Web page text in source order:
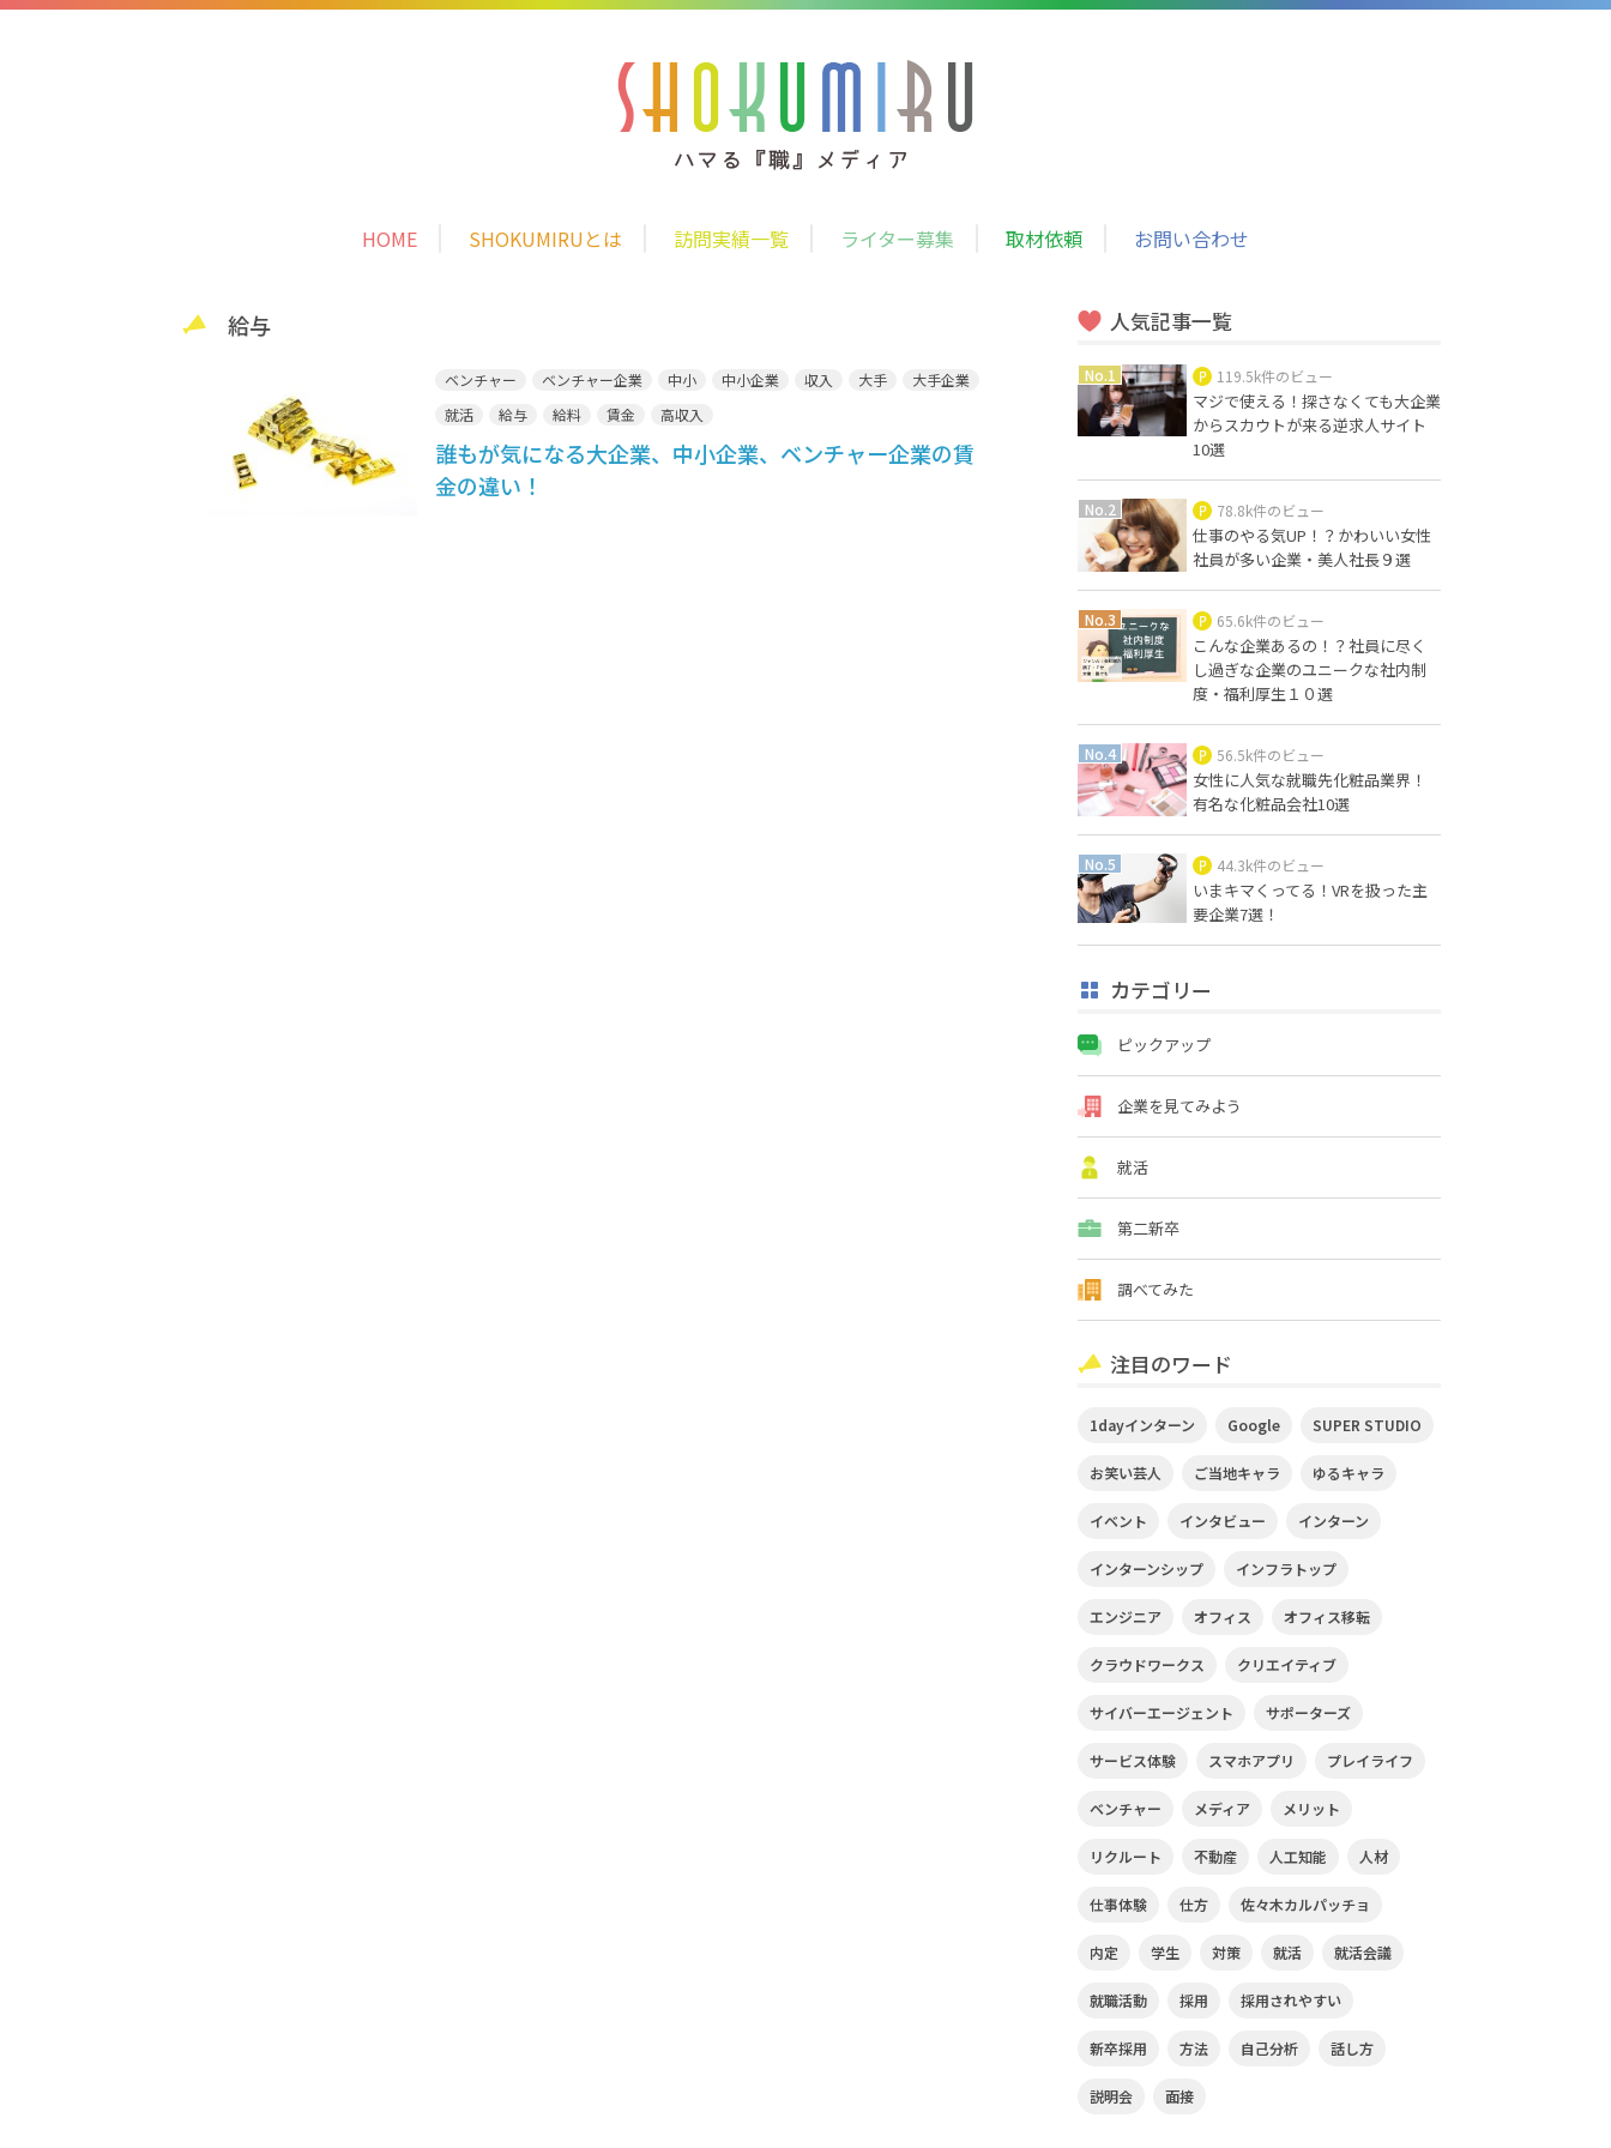
HOME SHOKUMIRUとは 訪問実績一覧 ライター募集 取材依頼 お問い合わせ
給与
ベンチャー ベンチャー企業 中小 中小企業 収入 大手
大手企業
就活
給与 給料 賃金 高収入
誰もが気になる大企業、中小企業、ベンチャー企業の賃
金の違い！
人気記事一覧
119.5k件のビュー
マジで使える！探さなくても大企業
からスカウトが来る逆求人サイト
10選
78.8k件のビュー
仕事のやる気UP！？かわいい女性
社員が多い企業・美人社長９選
65.6k件のビュー
こんな企業あるの！？社員に尽く
し過ぎな企業のユニークな社内制
度・福利厚生１０選
56.5k件のビュー
女性に人気な就職先化粧品業界！
有名な化粧品会社10選
44.3k件のビュー
いまキマくってる！VRを扱った主
要企業7選！
カテゴリー
ピックアップ
企業を見てみよう
就活
第二新卒
調べてみた
注目のワード
1dayインターン Google SUPER STUDIO
お笑い芸人 ご当地キャラ ゆるキャラ
イベント インタビュー インターン
インターンシップ インフラトップ
エンジニア オフィス オフィス移転
クラウドワークス クリエイティブ
サイバーエージェント サポーターズ
サービス体験 スマホアプリ プレイライフ
ベンチャー メディア メリット
リクルート 不動産 人工知能 人材
仕事体験 仕方 佐々木カルパッチョ
内定 学生 対策 就活 就活会議
就職活動 採用 採用されやすい
新卒採用 方法 自己分析 話し方
説明会 面接